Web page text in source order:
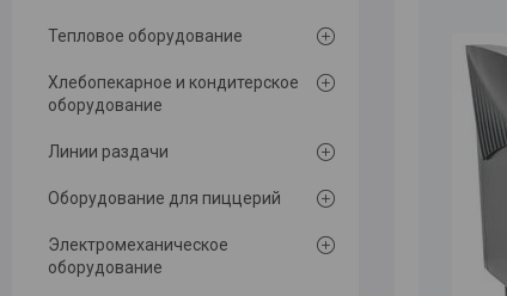
Тепловое оборудование
Хлебопекарное и кондитерское
оборудование
Линии раздачи
Оборудование для пиццерий
Электромеханическое
оборудование